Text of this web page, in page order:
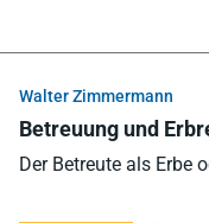
Walter Zimmermann
Betreuung und
Der Betreute als Erbe